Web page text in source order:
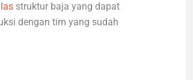
struktur baja yang dapat
dengan tim yang sudah